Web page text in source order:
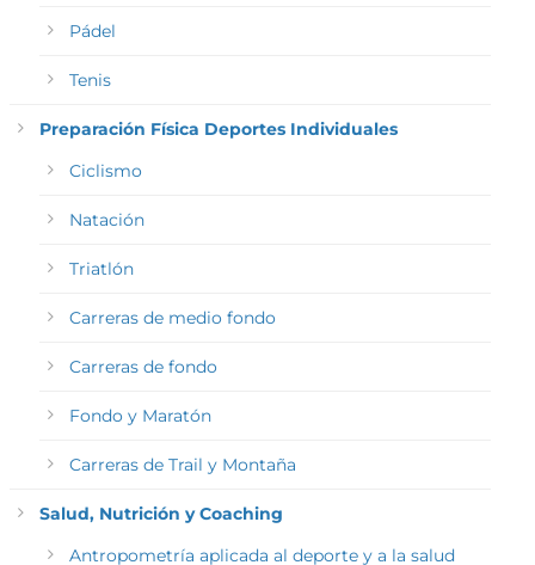
Pádel
Tenis
Preparación Física Deportes Individuales
Ciclismo
Natación
Triatlón
Carreras de medio fondo
Carreras de fondo
Fondo y Maratón
Carreras de Trail y Montaña
Salud, Nutrición y Coaching
Antropometría aplicada al deporte y a la salud